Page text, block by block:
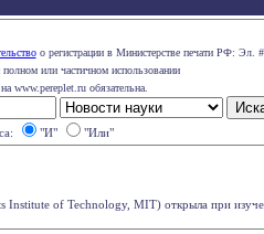
о регистрации в Министерстве печати РФ: Эл.
или частичном использовании
www.pereplet.ru обязательна.
"И" "Или"
Institute of Technology, MIT) открыла при